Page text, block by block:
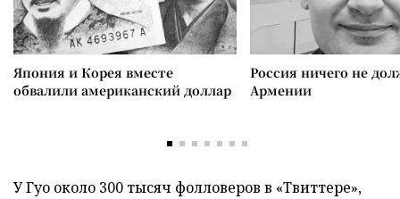
Япония и Корея вместе
обвалили американский доллар
Россия ничего не
Армении
У Гуо около 300 тысяч фолловеров в «Твиттере»,